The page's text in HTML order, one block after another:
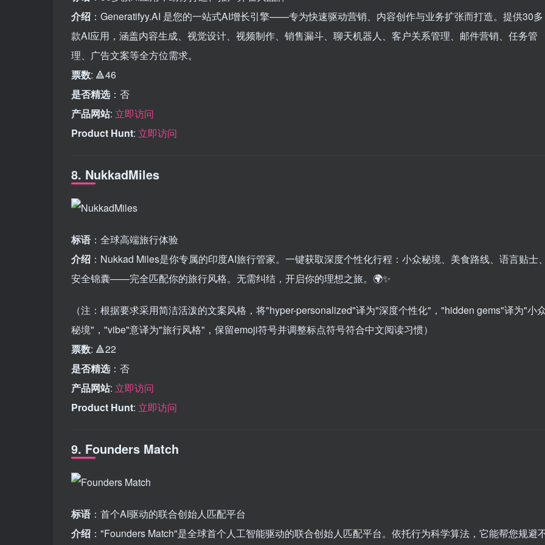
介绍 ：Generatifyy.AI 是您的一站式AI增长引擎——专为快速驱动营销、内容创作与业务扩张而打造。提供30多
款AI应用，涵盖内容生成、视觉设计、视频制作、销售漏斗、聊天机器人、客户关系管理、邮件营销、任务管
理、广告文案等全方位需求。
票数: 🔺46
是否精选：否
产品网站: 立即访问
Product Hunt: 立即访问
8. NukkadMiles
标语 ：全球高端旅行体验
介绍 ：Nukkad Miles是你专属的印度AI旅行管家。一键获取深度个性化行程：小众秘境、美食路线、语言贴士
安全锦囊——完全匹配你的旅行风格。无需纠结，开启你的理想之旅。🌍✨
（注：根据要求采用简洁活泼的文案风格，将"hyper-personalized"译为"深度个性化"，"hidden gems"译为"小
秘境"，"vibe"意译为"旅行风格"，保留emoji符号并调整标点符号符合中文阅读习惯）
票数: 🔺22
是否精选：否
产品网站: 立即访问
Product Hunt: 立即访问
9. Founders Match
标语 ：首个AI驱动的联合创始人匹配平台
介绍 ："Founders Match"是全球首个人工智能驱动的联合创始人匹配平台。依托行为科学算法，它能帮您规避